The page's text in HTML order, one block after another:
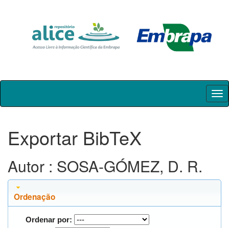
Skip
Exportar BibTeX
Autor : SOSA-GÓMEZ, D. R.
Ordenação
Ordenar por: